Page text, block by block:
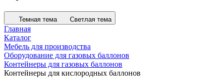
Темная тема Светлая тема
Главная
Каталог
Мебель для производства
Оборудование для газовых баллонов
Контейнеры для газовых баллонов
Контейнеры для кислородных баллонов